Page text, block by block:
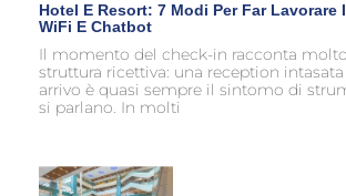
Hotel E Resort: 7 Modi Per Far Lavorare
WiFi E Chatbot
Il momento del check-in racconta
struttura ricettiva: una reception
arrivo è quasi sempre il sintomo di
si parlano. In molti